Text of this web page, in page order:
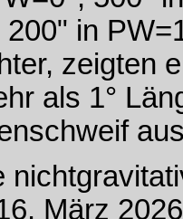
200" in
zeigten
als 1°
März